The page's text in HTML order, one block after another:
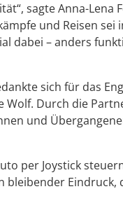
sagte Anna-Lena
und Reisen sei
dabei – anders
sich für das
Wolf. Durch die
und
per Joystick
bleibender Eindruck,